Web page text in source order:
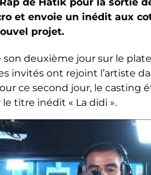
et envoie un inédit aux
projet.
deuxième jour sur le
invités ont rejoint l’artiste
ce second jour, le casting
titre inédit « La didi ».